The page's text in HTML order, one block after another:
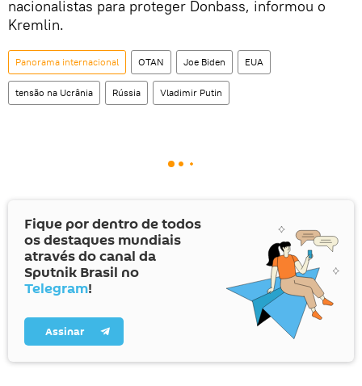
nacionalistas para proteger Donbass, informou o
Kremlin.
Panorama internacional OTAN Joe Biden EUA
tensão na Ucrânia Rússia Vladimir Putin
Fique por dentro de todos
os destaques mundiais
através do canal da
Sputnik Brasil no
Telegram!
Assinar